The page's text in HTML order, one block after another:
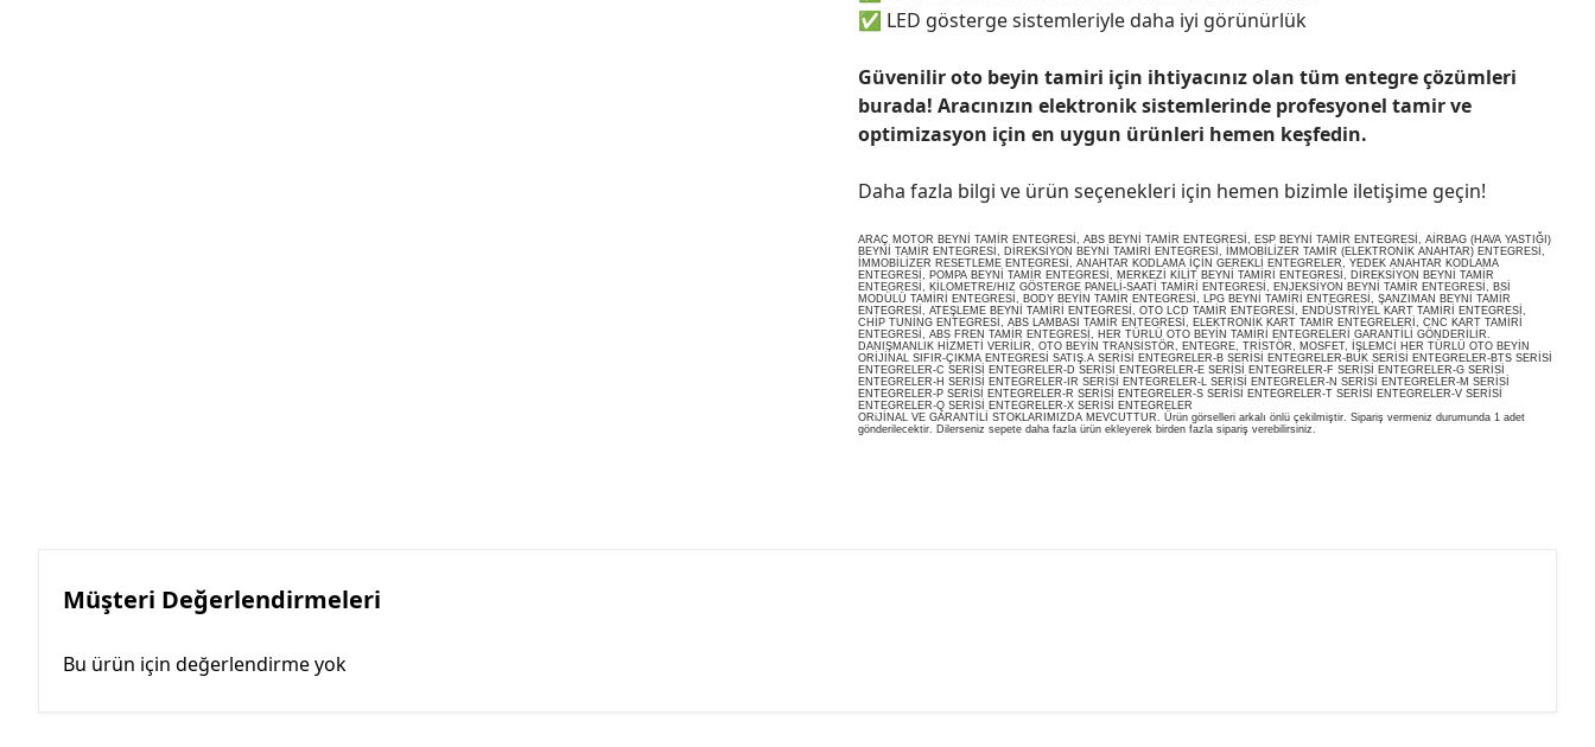
✅ LED gösterge sistemleriyle daha iyi görünürlük
Güvenilir oto beyin tamiri için ihtiyacınız olan tüm entegre çözümleri
burada! Aracınızın elektronik sistemlerinde profesyonel tamir ve
optimizasyon için en uygun ürünleri hemen keşfedin.
Daha fazla bilgi ve ürün seçenekleri için hemen bizimle iletişime geçin!
ARAÇ MOTOR BEYNİ TAMİR ENTEGRESİ, ABS BEYNİ TAMİR ENTEGRESİ, ESP BEYNİ TAMİR ENTEGRESİ, AİRBAG (HAVA YASTIĞI)
BEYNİ TAMİR ENTEGRESİ, DİREKSİYON BEYNİ TAMİRİ ENTEGRESİ, İMMOBİLİZER TAMİR (ELEKTRONİK ANAHTAR) ENTEGRESİ,
İMMOBİLİZER RESETLEME ENTEGRESİ, ANAHTAR KODLAMA İÇİN GEREKLİ ENTEGRELER, YEDEK ANAHTAR KODLAMA
ENTEGRESİ, POMPA BEYNİ TAMİR ENTEGRESİ, MERKEZİ KİLİT BEYNİ TAMİRİ ENTEGRESİ, DİREKSİYON BEYNİ TAMİR
ENTEGRESİ, KİLOMETRE/HIZ GÖSTERGE PANELİ-SAATİ TAMİRİ ENTEGRESİ, ENJEKSİYON BEYNİ TAMİR ENTEGRESİ, BSİ
MODÜLÜ TAMİRİ ENTEGRESİ, BODY BEYİN TAMİR ENTEGRESİ, LPG BEYNİ TAMİRİ ENTEGRESİ, ŞANZIMAN BEYNİ TAMİR
ENTEGRESİ, ATEŞLEME BEYNİ TAMİRİ ENTEGRESİ, OTO LCD TAMİR ENTEGRESİ, ENDÜSTRİYEL KART TAMİRİ ENTEGRESİ,
CHİP TUNİNG ENTEGRESİ, ABS LAMBASI TAMİR ENTEGRESİ, ELEKTRONİK KART TAMİR ENTEGRELERİ, CNC KART TAMİRİ
ENTEGRESİ, ABS FREN TAMİR ENTEGRESİ, HER TÜRLÜ OTO BEYİN TAMİRİ ENTEGRELERİ GARANTİLİ GÖNDERİLİR.
DANIŞMANLIK HİZMETİ VERİLİR, OTO BEYİN TRANSİSTÖR, ENTEGRE, TRİSTÖR, MOSFET, İŞLEMCİ HER TÜRLÜ OTO BEYİN
ORİJİNAL SIFIR-ÇIKMA ENTEGRESİ SATIŞ.A SERİSİ ENTEGRELER-B SERİSİ ENTEGRELER-BUK SERİSİ ENTEGRELER-BTS SERİSİ
ENTEGRELER-C SERİSİ ENTEGRELER-D SERİSİ ENTEGRELER-E SERİSİ ENTEGRELER-F SERİSİ ENTEGRELER-G SERİSİ
ENTEGRELER-H SERİSİ ENTEGRELER-IR SERİSİ ENTEGRELER-L SERİSİ ENTEGRELER-N SERİSİ ENTEGRELER-M SERİSİ
ENTEGRELER-P SERİSİ ENTEGRELER-R SERİSİ ENTEGRELER-S SERİSİ ENTEGRELER-T SERİSİ ENTEGRELER-V SERİSİ
ENTEGRELER-Q SERİSİ ENTEGRELER-X SERİSİ ENTEGRELER
ORiJİNAL VE GARANTİLİ STOKLARIMIZDA MEVCUTTUR. Ürün görselleri arkalı önlü çekilmiştir. Sipariş vermeniz durumunda 1 adet
gönderilecektir. Dilerseniz sepete daha fazla ürün ekleyerek birden fazla sipariş verebilirsiniz.
Müşteri Değerlendirmeleri
Bu ürün için değerlendirme yok